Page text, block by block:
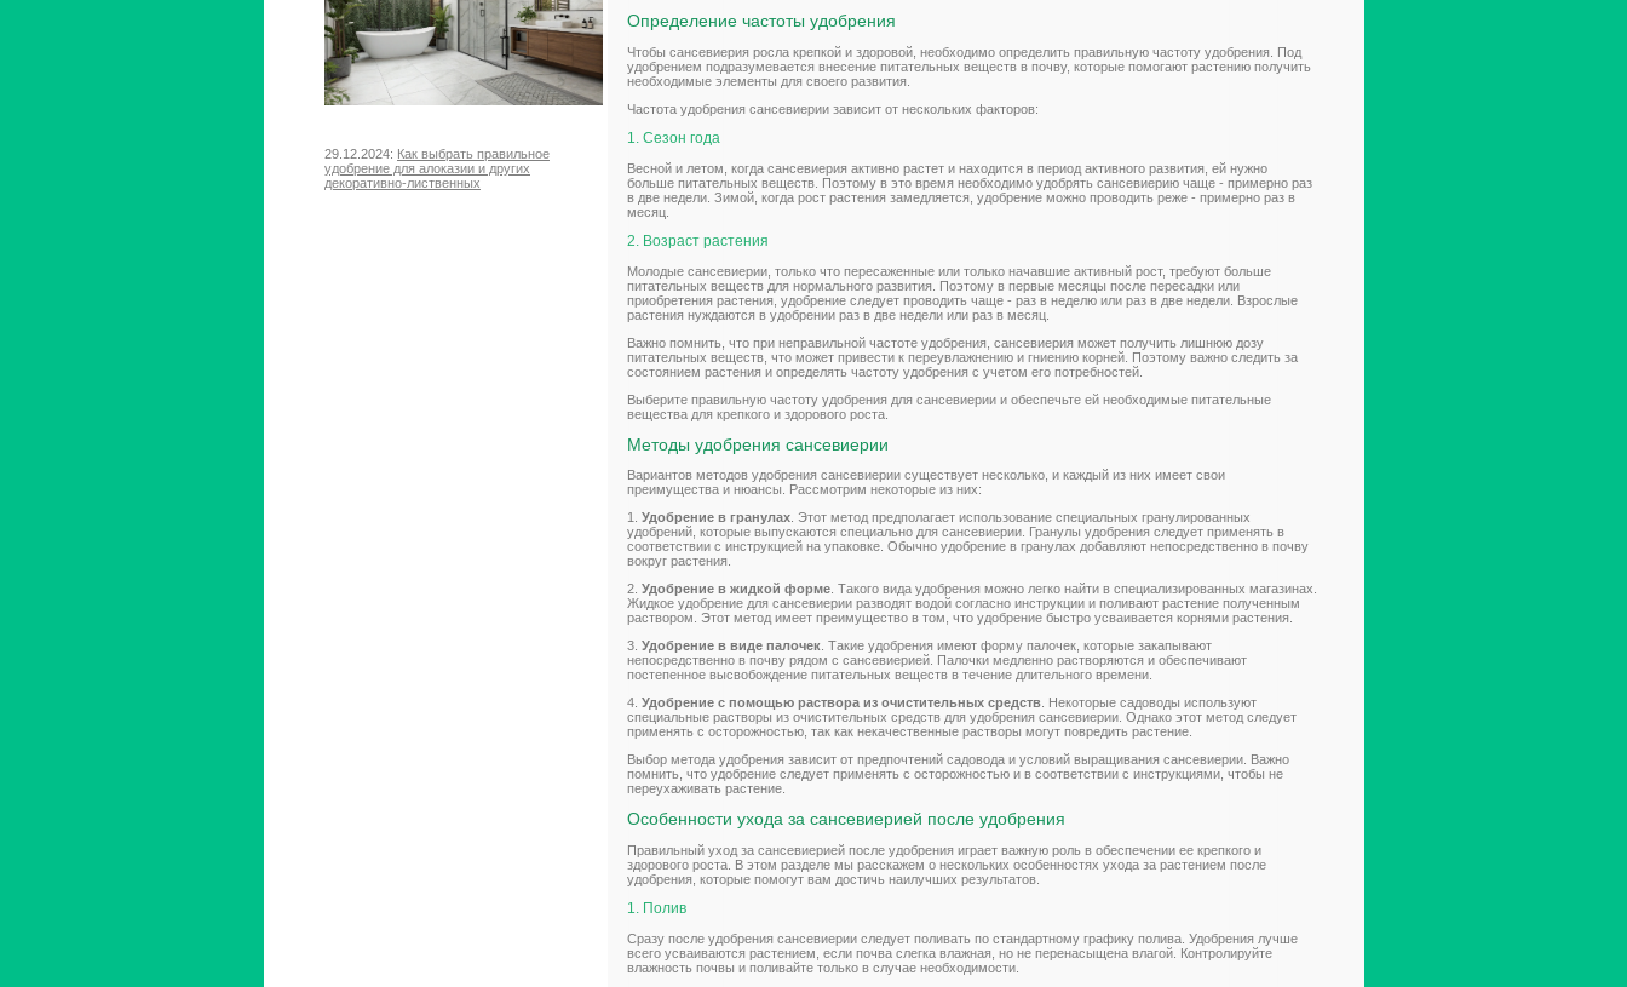
29.12.2024: Как выбрать правильное
удобрение для алоказии и других
декоративно-лиственных
Определение частоты удобрения
Чтобы сансевиерия росла крепкой и здоровой, необходимо определить правильную частоту удобрения. Под
удобрением подразумевается внесение питательных веществ в почву, которые помогают растению получить
необходимые элементы для своего развития.
Частота удобрения сансевиерии зависит от нескольких факторов:
1. Сезон года
Весной и летом, когда сансевиерия активно растет и находится в период активного развития, ей нужно
больше питательных веществ. Поэтому в это время необходимо удобрять сансевиерию чаще - примерно раз
в две недели. Зимой, когда рост растения замедляется, удобрение можно проводить реже - примерно раз в
месяц.
2. Возраст растения
Молодые сансевиерии, только что пересаженные или только начавшие активный рост, требуют больше
питательных веществ для нормального развития. Поэтому в первые месяцы после пересадки или
приобретения растения, удобрение следует проводить чаще - раз в неделю или раз в две недели. Взрослые
растения нуждаются в удобрении раз в две недели или раз в месяц.
Важно помнить, что при неправильной частоте удобрения, сансевиерия может получить лишнюю дозу
питательных веществ, что может привести к переувлажнению и гниению корней. Поэтому важно следить за
состоянием растения и определять частоту удобрения с учетом его потребностей.
Выберите правильную частоту удобрения для сансевиерии и обеспечьте ей необходимые питательные
вещества для крепкого и здорового роста.
Методы удобрения сансевиерии
Вариантов методов удобрения сансевиерии существует несколько, и каждый из них имеет свои
преимущества и нюансы. Рассмотрим некоторые из них:
1. Удобрение в гранулах. Этот метод предполагает использование специальных гранулированных
удобрений, которые выпускаются специально для сансевиерии. Гранулы удобрения следует применять в
соответствии с инструкцией на упаковке. Обычно удобрение в гранулах добавляют непосредственно в почву
вокруг растения.
2. Удобрение в жидкой форме. Такого вида удобрения можно легко найти в специализированных магазинах.
Жидкое удобрение для сансевиерии разводят водой согласно инструкции и поливают растение полученным
раствором. Этот метод имеет преимущество в том, что удобрение быстро усваивается корнями растения.
3. Удобрение в виде палочек. Такие удобрения имеют форму палочек, которые закапывают
непосредственно в почву рядом с сансевиерией. Палочки медленно растворяются и обеспечивают
постепенное высвобождение питательных веществ в течение длительного времени.
4. Удобрение с помощью раствора из очистительных средств. Некоторые садоводы используют
специальные растворы из очистительных средств для удобрения сансевиерии. Однако этот метод следует
применять с осторожностью, так как некачественные растворы могут повредить растение.
Выбор метода удобрения зависит от предпочтений садовода и условий выращивания сансевиерии. Важно
помнить, что удобрение следует применять с осторожностью и в соответствии с инструкциями, чтобы не
переухаживать растение.
Особенности ухода за сансевиерией после удобрения
Правильный уход за сансевиерией после удобрения играет важную роль в обеспечении ее крепкого и
здорового роста. В этом разделе мы расскажем о нескольких особенностях ухода за растением после
удобрения, которые помогут вам достичь наилучших результатов.
1. Полив
Сразу после удобрения сансевиерии следует поливать по стандартному графику полива. Удобрения лучше
всего усваиваются растением, если почва слегка влажная, но не перенасыщена влагой. Контролируйте
влажность почвы и поливайте только в случае необходимости.